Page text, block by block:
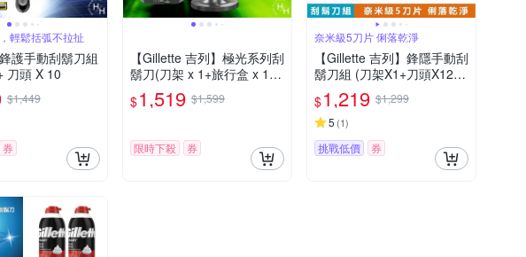
輕鬆括弧不拉扯
護手動刮鬍刀組
刀頭 X 10
$1,449
券
【Gillette 吉列】極光系列刮
鬍刀(刀架 x 1+旅行盒 x 1
+刀頭 x 5)
$1,519 $1,599
限時下殺 券
奈米級5刀片 俐落乾淨
【Gillette 吉列】鋒隱手動刮
鬍刀組 (刀架X1+刀頭X12/
盒)
$1,219 $1,299
5 (1)
挑戰低價 券